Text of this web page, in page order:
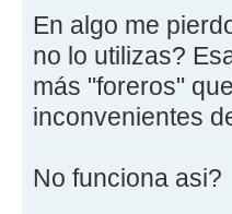
En algo me
no lo utilizas?
más "foreros"
inconvenientes
No funciona asi?